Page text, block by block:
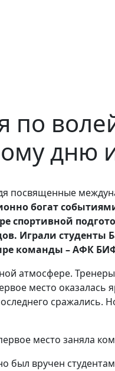
по
дню
богат
спортивной
Играли студенты
команды – АФК
атмосфере.
место
сражались.
место заняла
был вручен